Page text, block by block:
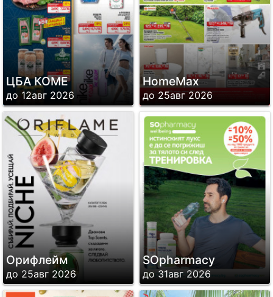
ЦБА КОМЕ
до 12авг 2026
HomeMax
до 25авг 2026
Орифлейм
до 25авг 2026
SОpharmacy
до 31авг 2026